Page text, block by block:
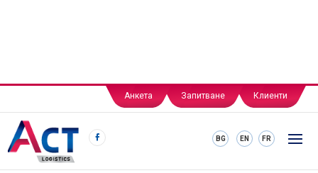
Клиенти
Запитване
Анкета
BG EN FR